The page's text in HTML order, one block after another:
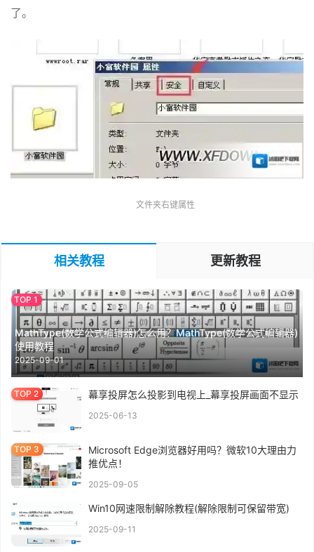
了。
文件夹右键属性
相关教程 更新教程
MathType(数学公式编辑器)怎么用？MathType(数学公式编辑器)
使用教程
2025-09-01
幕享投屏怎么投影到电视上_幕享投屏画面不显示
2025-06-13
Microsoft Edge浏览器好用吗？微软10大理由力
推优点！
2025-09-05
Win10网速限制解除教程(解除限制可保留带宽)
2025-09-11